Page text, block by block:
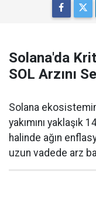
Solana'da
SOL Arzını
Solana
yakımını yaklaşık
halinde ağın
uzun vadede arz